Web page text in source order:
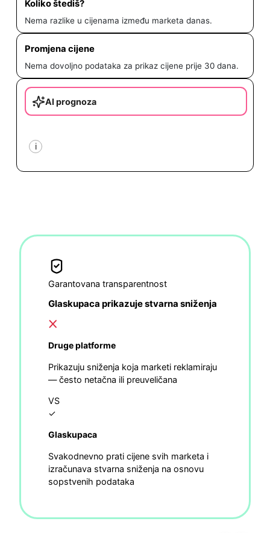
Koliko štediš?
Nema razlike u cijenama između marketa danas.
Promjena cijene
Nema dovoljno podataka za prikaz cijene prije 30 dana.
AI prognoza
i
Garantovana transparentnost
Glaskupaca prikazuje stvarna sniženja
Druge platforme
Prikazuju sniženja koja marketi reklamiraju
— često netačna ili preuveličana
VS
✓
Glaskupaca
Svakodnevno prati cijene svih marketa i
izračunava stvarna sniženja na osnovu
sopstvenih podataka